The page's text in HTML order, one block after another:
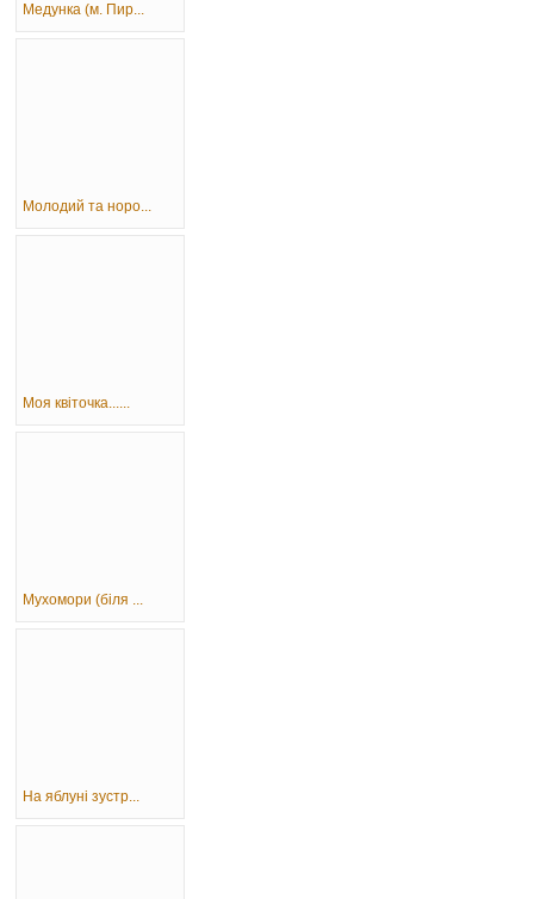
Медунка (м. Пир...
Молодий та норо...
Моя квіточка......
Мухомори (біля ...
На яблуні зустр...